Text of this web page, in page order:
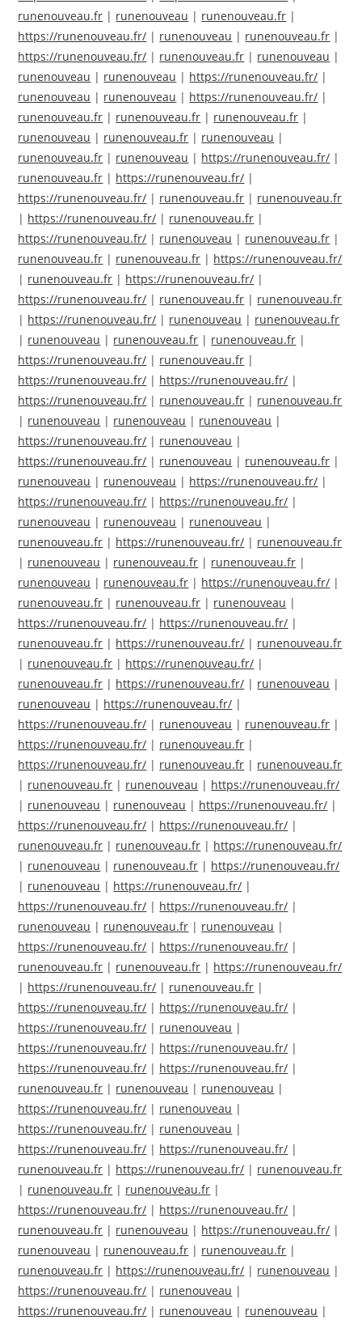
runenouveau.fr | runenouveau | runenouveau.fr |
https://runenouveau.fr/ | runenouveau | runenouveau.fr |
https://runenouveau.fr/ | runenouveau.fr | runenouveau |
runenouveau | runenouveau | https://runenouveau.fr/ |
runenouveau | runenouveau | https://runenouveau.fr/ |
runenouveau.fr | runenouveau.fr | runenouveau.fr |
runenouveau | runenouveau.fr | runenouveau |
runenouveau.fr | runenouveau | https://runenouveau.fr/ |
runenouveau.fr | https://runenouveau.fr/ |
https://runenouveau.fr/ | runenouveau.fr | runenouveau.fr
| https://runenouveau.fr/ | runenouveau.fr |
https://runenouveau.fr/ | runenouveau | runenouveau.fr |
runenouveau.fr | runenouveau.fr | https://runenouveau.fr/
| runenouveau.fr | https://runenouveau.fr/ |
https://runenouveau.fr/ | runenouveau.fr | runenouveau.fr
| https://runenouveau.fr/ | runenouveau | runenouveau.fr
| runenouveau | runenouveau.fr | runenouveau.fr |
https://runenouveau.fr/ | runenouveau.fr |
https://runenouveau.fr/ | https://runenouveau.fr/ |
https://runenouveau.fr/ | runenouveau.fr | runenouveau.fr
| runenouveau | runenouveau | runenouveau |
https://runenouveau.fr/ | runenouveau |
https://runenouveau.fr/ | runenouveau | runenouveau.fr |
runenouveau | runenouveau | https://runenouveau.fr/ |
https://runenouveau.fr/ | https://runenouveau.fr/ |
runenouveau | runenouveau | runenouveau |
runenouveau.fr | https://runenouveau.fr/ | runenouveau.fr
| runenouveau | runenouveau.fr | runenouveau.fr |
runenouveau | runenouveau.fr | https://runenouveau.fr/ |
runenouveau.fr | runenouveau.fr | runenouveau |
https://runenouveau.fr/ | https://runenouveau.fr/ |
runenouveau.fr | https://runenouveau.fr/ | runenouveau.fr
| runenouveau.fr | https://runenouveau.fr/ |
runenouveau.fr | https://runenouveau.fr/ | runenouveau |
runenouveau | https://runenouveau.fr/ |
https://runenouveau.fr/ | runenouveau | runenouveau.fr |
https://runenouveau.fr/ | runenouveau.fr |
https://runenouveau.fr/ | runenouveau.fr | runenouveau.fr
| runenouveau.fr | runenouveau | https://runenouveau.fr/
| runenouveau | runenouveau | https://runenouveau.fr/ |
https://runenouveau.fr/ | https://runenouveau.fr/ |
runenouveau.fr | runenouveau.fr | https://runenouveau.fr/
| runenouveau | runenouveau.fr | https://runenouveau.fr/
| runenouveau | https://runenouveau.fr/ |
https://runenouveau.fr/ | https://runenouveau.fr/ |
runenouveau | runenouveau.fr | runenouveau |
https://runenouveau.fr/ | https://runenouveau.fr/ |
runenouveau.fr | runenouveau.fr | https://runenouveau.fr/
| https://runenouveau.fr/ | runenouveau.fr |
https://runenouveau.fr/ | https://runenouveau.fr/ |
https://runenouveau.fr/ | runenouveau |
https://runenouveau.fr/ | https://runenouveau.fr/ |
https://runenouveau.fr/ | https://runenouveau.fr/ |
runenouveau.fr | runenouveau | runenouveau |
https://runenouveau.fr/ | runenouveau |
https://runenouveau.fr/ | runenouveau |
https://runenouveau.fr/ | https://runenouveau.fr/ |
runenouveau.fr | https://runenouveau.fr/ | runenouveau.fr
| runenouveau.fr | runenouveau.fr |
https://runenouveau.fr/ | https://runenouveau.fr/ |
runenouveau.fr | runenouveau | https://runenouveau.fr/ |
runenouveau | runenouveau.fr | runenouveau.fr |
runenouveau.fr | https://runenouveau.fr/ | runenouveau |
https://runenouveau.fr/ | runenouveau |
https://runenouveau.fr/ | runenouveau | runenouveau |